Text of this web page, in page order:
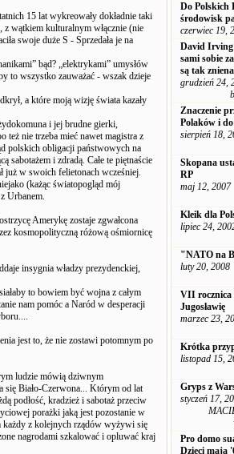
15 lat wykreowały dokładnie taki
wątkiem kulturalnym włącznie (nie
swoje duże S - Sprzedała je na
bąd? „elektrykami” umysłów
to wszystko zauważać - wszak dzieje
a które moją wizję świata kazały
i jej brudne gierki,
też nie trzeba mieć nawet magistra z
polskich obligacji państwowych na
i zdradą. Całe te piętnaście
już w swoich felietonach wcześniej.
(każąc światopogląd mój
Urbanem.
Amerykę zostaje zgwałcona
kosmopolityczną różową ośmiornicę
insygnia władzy prezydenckiej,
to bowiem być wojna z całym
nam pomóc a Naród w desperacji
jest to, że nie zostawi potomnym po
ludzie mówią dziwnym
się Biało-Czerwona... Którym od lat
podłość, kradzież i sabotaż przeciw
porażki jaką jest pozostanie w
każdy z kolejnych rządów wyżywi się
nagrodami szkalować i opluwać kraj
Do Polskich
środowisk
czerwiec 19,
David
sami sobie
są tak
grudzień 24,
Znaczenie
Polaków i
sierpień 18,
Skopana
RP
maj 12, 2007
Kleik dla
lipiec 24,
"NATO na
luty 20, 2008
VII rocznica
Jugosławię
marzec 23,
Krótka
listopad 15,
Gryps z
styczeń 17,
Pro domo
Dzieci maja